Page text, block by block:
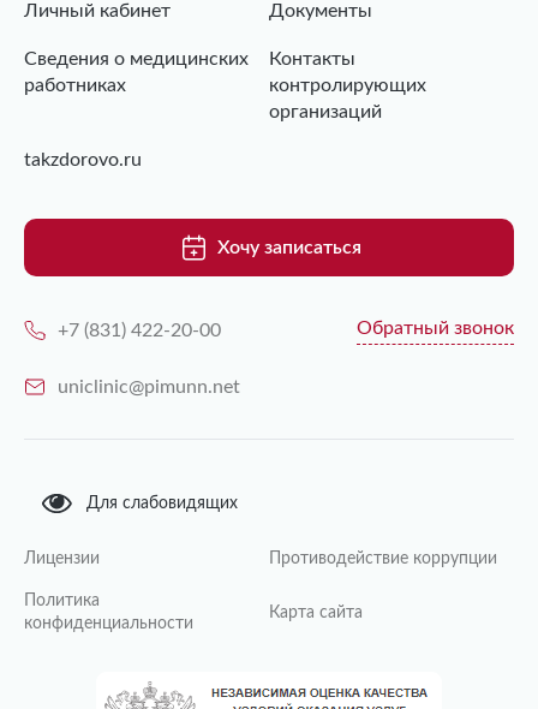
Личный кабинет Документы
Сведения о медицинских
работниках
Контакты
контролирующих
организаций
takzdorovo.ru
Хочу записаться
+7 (831) 422-20-00 Обратный звонок
uniclinic@pimunn.net
Для слабовидящих
Лицензии Противодействие коррупции
Политика
конфиденциальности
Карта сайта